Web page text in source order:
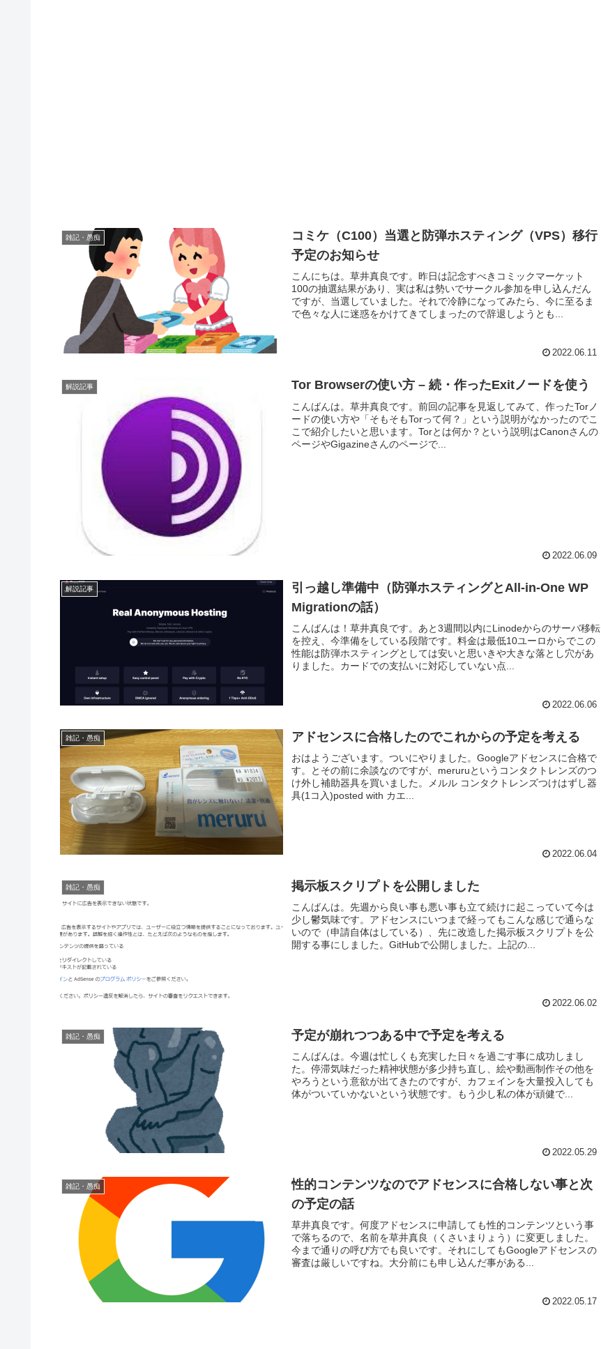
雑記・愚痴
コミケ（C100）当選と防弾ホスティング（VPS）移行
予定のお知らせ
こんにちは。草井真良です。昨日は記念すべきコミックマーケット
100の抽選結果があり、実は私は勢いでサークル参加を申し込んだん
ですが、当選していました。それで冷静になってみたら、今に至るま
で色々な人に迷惑をかけてきてしまったので辞退しようとも...
2022.06.11
解説記事 Tor Browserの使い方 – 続・作ったExitノードを使う
こんばんは。草井真良です。前回の記事を見返してみて、作ったTorノ
ードの使い方や「そもそもTorって何？」という説明がなかったのでこ
こで紹介したいと思います。Torとは何か？という説明はCanonさんの
ページやGigazineさんのページで...
2022.06.09
解説記事
引っ越し準備中（防弾ホスティングとAll-in-One WP
Migrationの話）
こんばんは！草井真良です。あと3週間以内にLinodeからのサーバ移転
を控え、今準備をしている段階です。料金は最低10ユーロからでこの
性能は防弾ホスティングとしては安いと思いきや大きな落とし穴があ
りました。カードでの支払いに対応していない点...
2022.06.06
雑記・愚痴 アドセンスに合格したのでこれからの予定を考える
おはようございます。ついにやりました。Googleアドセンスに合格で
す。とその前に余談なのですが、meruruというコンタクトレンズのつ
け外し補助器具を買いました。メルル コンタクトレンズつけはずし器
具(1コ入)posted with カエ...
2022.06.04
雑記・愚痴 掲示板スクリプトを公開しました
こんばんは。先週から良い事も悪い事も立て続けに起こっていて今は
少し鬱気味です。アドセンスにいつまで経ってもこんな感じで通らな
いので（申請自体はしている）、先に改造した掲示板スクリプトを公
開する事にしました。GitHubで公開しました。上記の...
2022.06.02
雑記・愚痴 予定が崩れつつある中で予定を考える
こんばんは。今週は忙しくも充実した日々を過ごす事に成功しまし
た。停滞気味だった精神状態が多少持ち直し、絵や動画制作その他を
やろうという意欲が出てきたのですが、カフェインを大量投入しても
体がついていかないという状態です。もう少し私の体が頑健で...
2022.05.29
雑記・愚痴
性的コンテンツなのでアドセンスに合格しない事と次
の予定の話
草井真良です。何度アドセンスに申請しても性的コンテンツという事
で落ちるので、名前を草井真良（くさいまりょう）に変更しました。
今まで通りの呼び方でも良いです。それにしてもGoogleアドセンスの
審査は厳しいですね。大分前にも申し込んだ事がある...
2022.05.17